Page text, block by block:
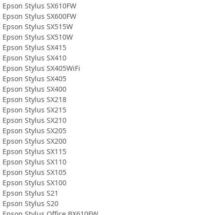
Epson Stylus SX610FW
Epson Stylus SX600FW
Epson Stylus SX515W
Epson Stylus SX510W
Epson Stylus SX415
Epson Stylus SX410
Epson Stylus SX405WiFi
Epson Stylus SX405
Epson Stylus SX400
Epson Stylus SX218
Epson Stylus SX215
Epson Stylus SX210
Epson Stylus SX205
Epson Stylus SX200
Epson Stylus SX115
Epson Stylus SX110
Epson Stylus SX105
Epson Stylus SX100
Epson Stylus S21
Epson Stylus S20